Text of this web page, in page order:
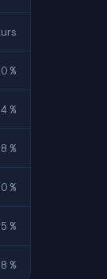
%
%
%
%
%
%